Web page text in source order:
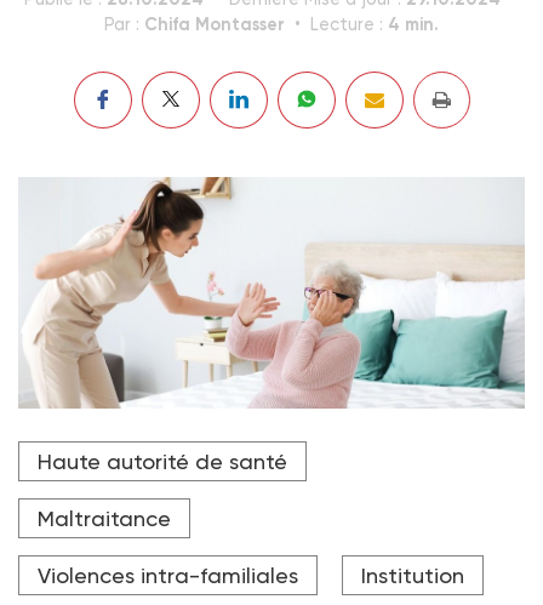
Par : Chifa Montasser Lecture : 4 min.
Avec la crise du Covid-19 et ses confinements
successifs, les signalements de maltraitance à
intrafamiliales non conjugales a grimpé de 16 % entre
2020 et 2021. Plus alarmant encore, 73 % des faits
signalés en 2021 ont lieu au domicile, et dans près de
la moitié des cas, l’agresseur est un proche (Haute
Haute autorité de santé
Maltraitance
Violences intra-familiales Institution